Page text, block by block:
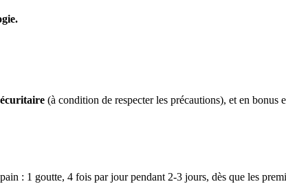
(à condition de respecter les précautions), et en bonus
: 1 goutte, 4 fois par jour pendant 2-3 jours, dès que les